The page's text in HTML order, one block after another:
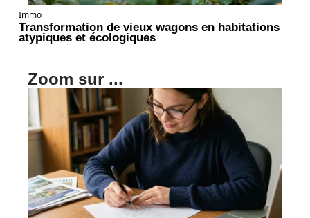
Immo
Transformation de vieux wagons en habitations
atypiques et écologiques
Zoom sur ...